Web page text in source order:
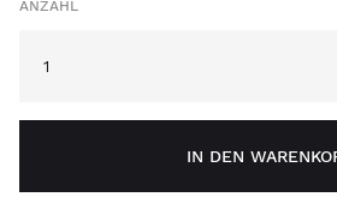
ANZAHL
IN DEN